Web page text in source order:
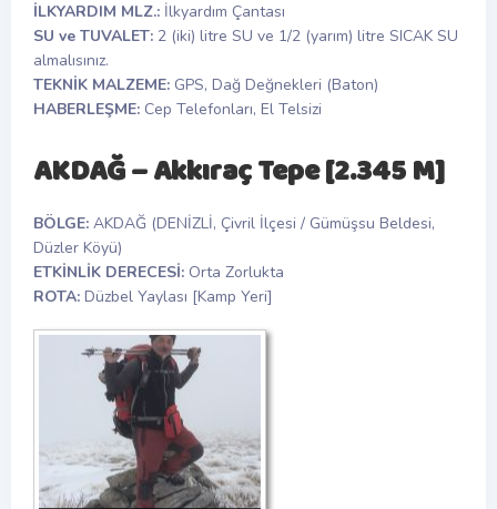
İLKYARDIM MLZ.: İlkyardım Çantası
SU ve TUVALET: 2 (iki) litre SU ve 1/2 (yarım) litre SICAK SU
almalısınız.
TEKNİK MALZEME: GPS, Dağ Değnekleri (Baton)
HABERLEŞME: Cep Telefonları, El Telsizi
AKDAĞ – Akkıraç Tepe [2.345 M]
BÖLGE: AKDAĞ (DENİZLİ, Çivril İlçesi / Gümüşsu Beldesi,
Düzler Köyü)
ETKİNLİK DERECESİ: Orta Zorlukta
ROTA: Düzbel Yaylası [Kamp Yeri]